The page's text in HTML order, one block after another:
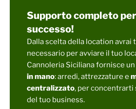
Supporto completo
successo!
Dalla scelta della location
necessario per avviare il tuo
Cannoleria Siciliana fornisce un
in mano: arredi, attrezzature e
centralizzato, per concentrarti
del tuo business.